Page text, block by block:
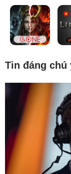
Tin đáng chú